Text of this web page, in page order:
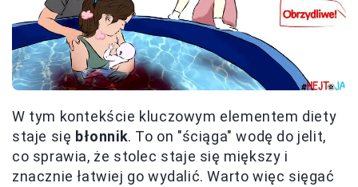
W tym kontekście kluczowym elementem diety
staje się błonnik. To on "ściąga" wodę do jelit,
co sprawia, że stolec staje się miększy i
znacznie łatwiej go wydalić. Warto więc sięgać